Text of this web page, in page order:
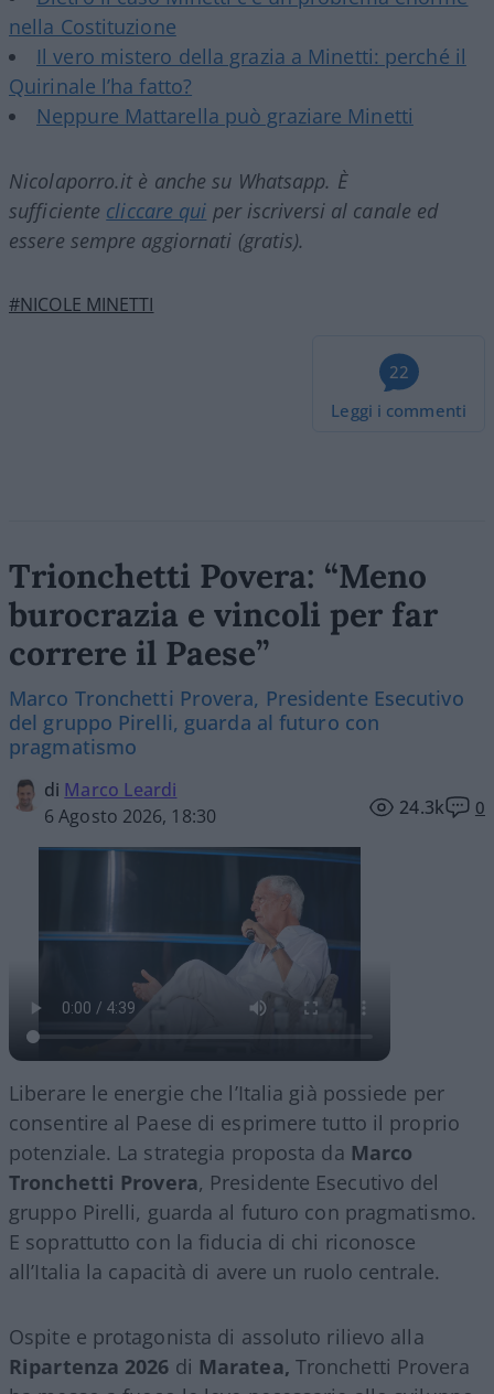
nella Costituzione
Il vero mistero della grazia a Minetti: perché il
Quirinale l’ha fatto?
Neppure Mattarella può graziare Minetti
Nicolaporro.it è anche su Whatsapp. È
sufficiente cliccare qui per iscriversi al canale ed
essere sempre aggiornati (gratis).
#NICOLE MINETTI
22
Leggi i commenti
Trionchetti Povera: “Meno
burocrazia e vincoli per far
correre il Paese”
Marco Tronchetti Provera, Presidente Esecutivo
del gruppo Pirelli, guarda al futuro con
pragmatismo
di Marco Leardi
6 Agosto 2026, 18:30
24.3k 0
Liberare le energie che l’Italia già possiede per
consentire al Paese di esprimere tutto il proprio
potenziale. La strategia proposta da Marco
Tronchetti Provera, Presidente Esecutivo del
gruppo Pirelli, guarda al futuro con pragmatismo.
E soprattutto con la fiducia di chi riconosce
all’Italia la capacità di avere un ruolo centrale.
Ospite e protagonista di assoluto rilievo alla
Ripartenza 2026 di Maratea, Tronchetti Provera